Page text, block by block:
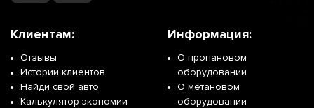
Клиентам:
Отзывы
Истории клиентов
Найди свой авто
Калькулятор экономии
Информация:
О пропановом
оборудовании
О метановом
оборудовании